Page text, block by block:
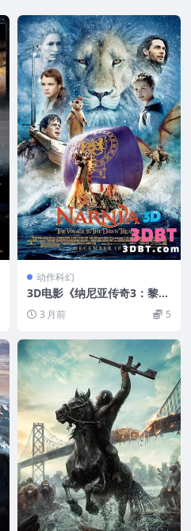
动作科幻
3D电影《纳尼亚传奇3：黎明
踏浪号》3D左右格式 高清网
盘下载 3DVR影视下载
3 月前 5